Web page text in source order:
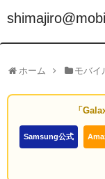
ホーム モバイ
「
Samsung公式